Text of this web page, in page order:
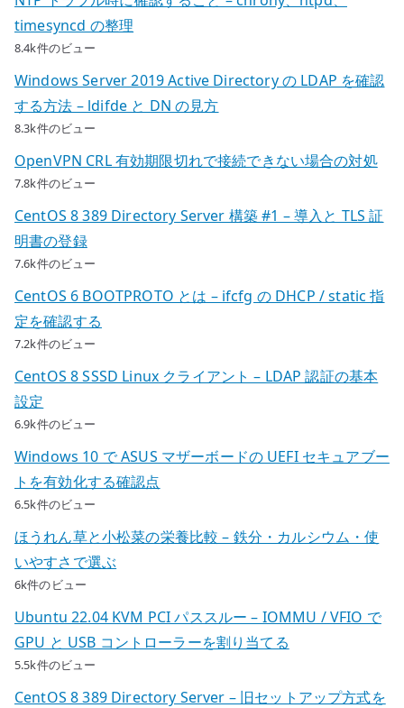
timesyncd の整理
8.4k件のビュー
Windows Server 2019 Active Directory の LDAP を確認
する方法 – ldifde と DN の見方
8.3k件のビュー
OpenVPN CRL 有効期限切れで接続できない場合の対処
7.8k件のビュー
CentOS 8 389 Directory Server 構築 #1 – 導入と TLS 証
明書の登録
7.6k件のビュー
CentOS 6 BOOTPROTO とは – ifcfg の DHCP / static 指
定を確認する
7.2k件のビュー
CentOS 8 SSSD Linux クライアント – LDAP 認証の基本
設定
6.9k件のビュー
Windows 10 で ASUS マザーボードの UEFI セキュアブー
トを有効化する確認点
6.5k件のビュー
ほうれん草と小松菜の栄養比較 – 鉄分・カルシウム・使
いやすさで選ぶ
6k件のビュー
Ubuntu 22.04 KVM PCI パススルー – IOMMU / VFIO で
GPU と USB コントローラーを割り当てる
5.5k件のビュー
CentOS 8 389 Directory Server – 旧セットアップ方式を